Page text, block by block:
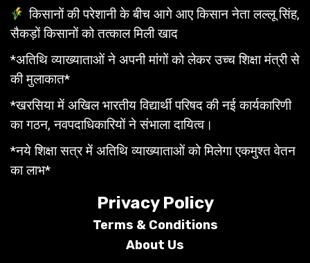
किसानों की परेशानी के बीच आगे आए किसान नेता लल्लू सिंह,
सैकड़ों किसानों को तत्काल मिली खाद
*अतिथि व्याख्याताओं ने अपनी मांगों को लेकर उच्च शिक्षा मंत्री से
की मुलाकात*
*खरसिया में अखिल भारतीय विद्यार्थी परिषद की नई कार्यकारिणी
का गठन, नवपदाधिकारियों ने संभाला दायित्व।
*नये शिक्षा सत्र में अतिथि व्याख्याताओं को मिलेगा एकमुश्त वेतन
का लाभ*
Privacy Policy
Terms & Conditions
About Us